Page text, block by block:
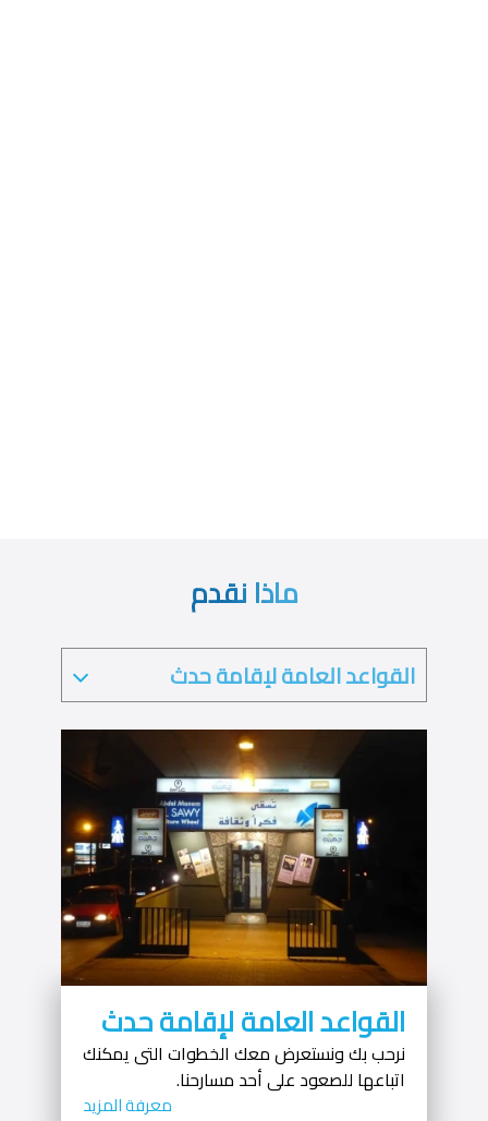
ماذا نقدم
القواعد العامة لإقامة حدث
نرحب بك ونستعرض معك الخطوات التى يمكنك
اتباعها للصعود على أحد مسارحنا.
معرفة المزيد